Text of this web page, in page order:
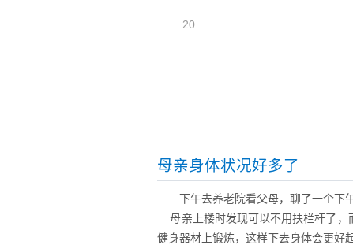
20
母亲身体状况好多了
下午去养老院看父母，聊了一个下
母亲上楼时发现可以不用扶栏杆了，
健身器材上锻炼，这样下去身体会更好起